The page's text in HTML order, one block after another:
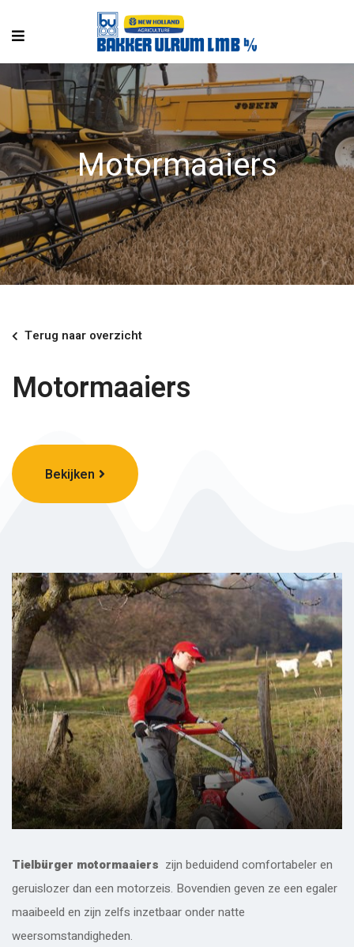
Motormaaiers
Terug naar overzicht
Motormaaiers
Bekijken
Tielbürger motormaaiers zijn beduidend comfortabeler en
geruislozer dan een motorzeis. Bovendien geven ze een egaler
maaibeeld en zijn zelfs inzetbaar onder natte
weersomstandigheden.